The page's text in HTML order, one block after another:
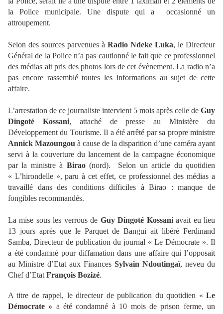
la Police municipale. Une dispute qui a occasionné un
attroupement.
Selon des sources parvenues à Radio Ndeke Luka, le Directeur
Général de la Police n’a pas cautionné le fait que ce professionnel
des médias ait pris des photos lors de cet évènement. La radio n’a
pas encore rassemblé toutes les informations au sujet de cette
affaire.
L’arrestation de ce journaliste intervient 5 mois après celle de Guy
Dingoté Kossani, attaché de presse au Ministère du
Développement du Tourisme. Il a été arrêté par sa propre ministre
Annick Mazoungou à cause de la disparition d’une caméra ayant
servi à la couverture du lancement de la campagne économique
par la ministre à Birao(nord). Selon un article du quotidien
« L’hirondelle », paru à cet effet, ce professionnel des médias a
travaillé dans des conditions difficiles à Birao : manque de
fongibles recommandés.
La mise sous les verrous de Guy Dingoté Kossaniavait eu lieu
13 jours après que le Parquet de Bangui ait libéré Ferdinand
Samba, Directeur de publication du journal « Le Démocrate ». Il
a été condamné pour diffamation dans une affaire qui l’opposait
au Ministre d’Etat aux Finances Sylvain Ndoutingaï, neveu du
Chef d’Etat François Bozizé.
A titre de rappel, le directeur de publication du quotidien « Le
Démocrate » a été condamné à 10 mois de prison ferme, un